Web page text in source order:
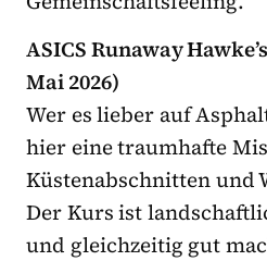
ASICS Runaway
Mai 2026)
Wer es lieber auf
hier eine traumhafte
Küstenabschnitten und
Der Kurs ist
und gleichzeitig gut